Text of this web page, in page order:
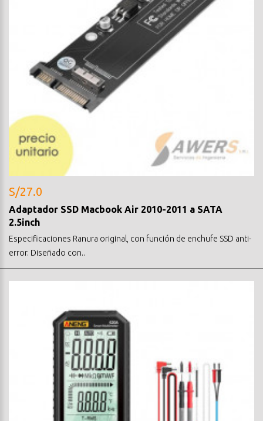
S/27.0
Adaptador SSD Macbook Air 2010-2011 a SATA
2.5inch
Especificaciones Ranura original, con función de enchufe SSD anti-
error. Diseñado con..